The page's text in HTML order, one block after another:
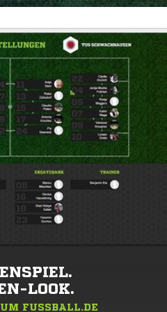
LOOK.
FUSSBALL.DE